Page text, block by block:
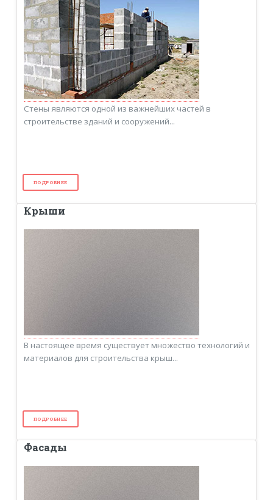
Стены являются одной из важнейших частей в
строительстве зданий и сооружений...
ПОДРОБНЕЕ
Крыши
В настоящее время существует множество технологий и
материалов для строительства крыш...
ПОДРОБНЕЕ
Фасады